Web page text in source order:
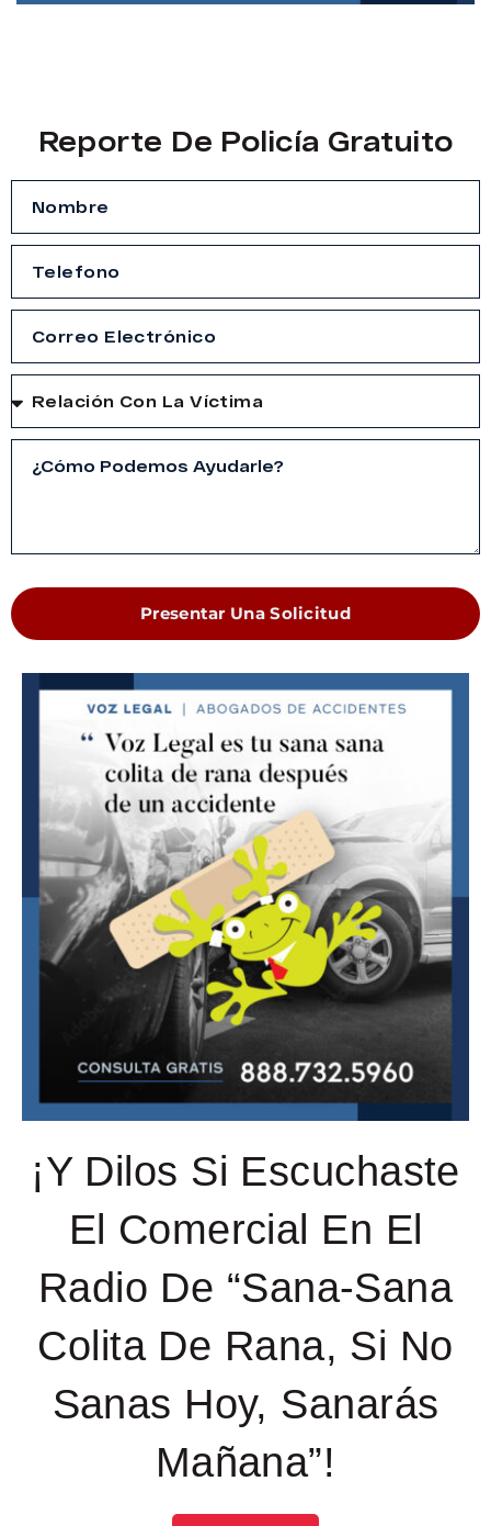
Reporte De Policía Gratuito
Presentar Una Solicitud
¡Y Dilos Si Escuchaste
El Comercial En El
Radio De “Sana-Sana
Colita De Rana, Si No
Sanas Hoy, Sanarás
Mañana”!